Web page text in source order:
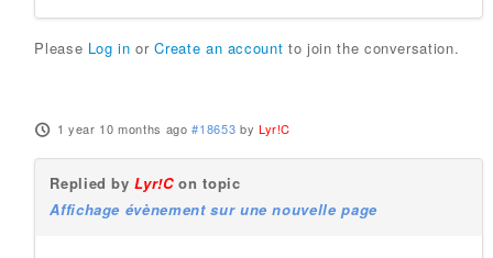
Please Log in orCreate an account to join the conversation.
1 year 10 months ago #18653 by Lyr!C
Replied byLyr!Con topic
Affichage évènement sur une nouvelle page